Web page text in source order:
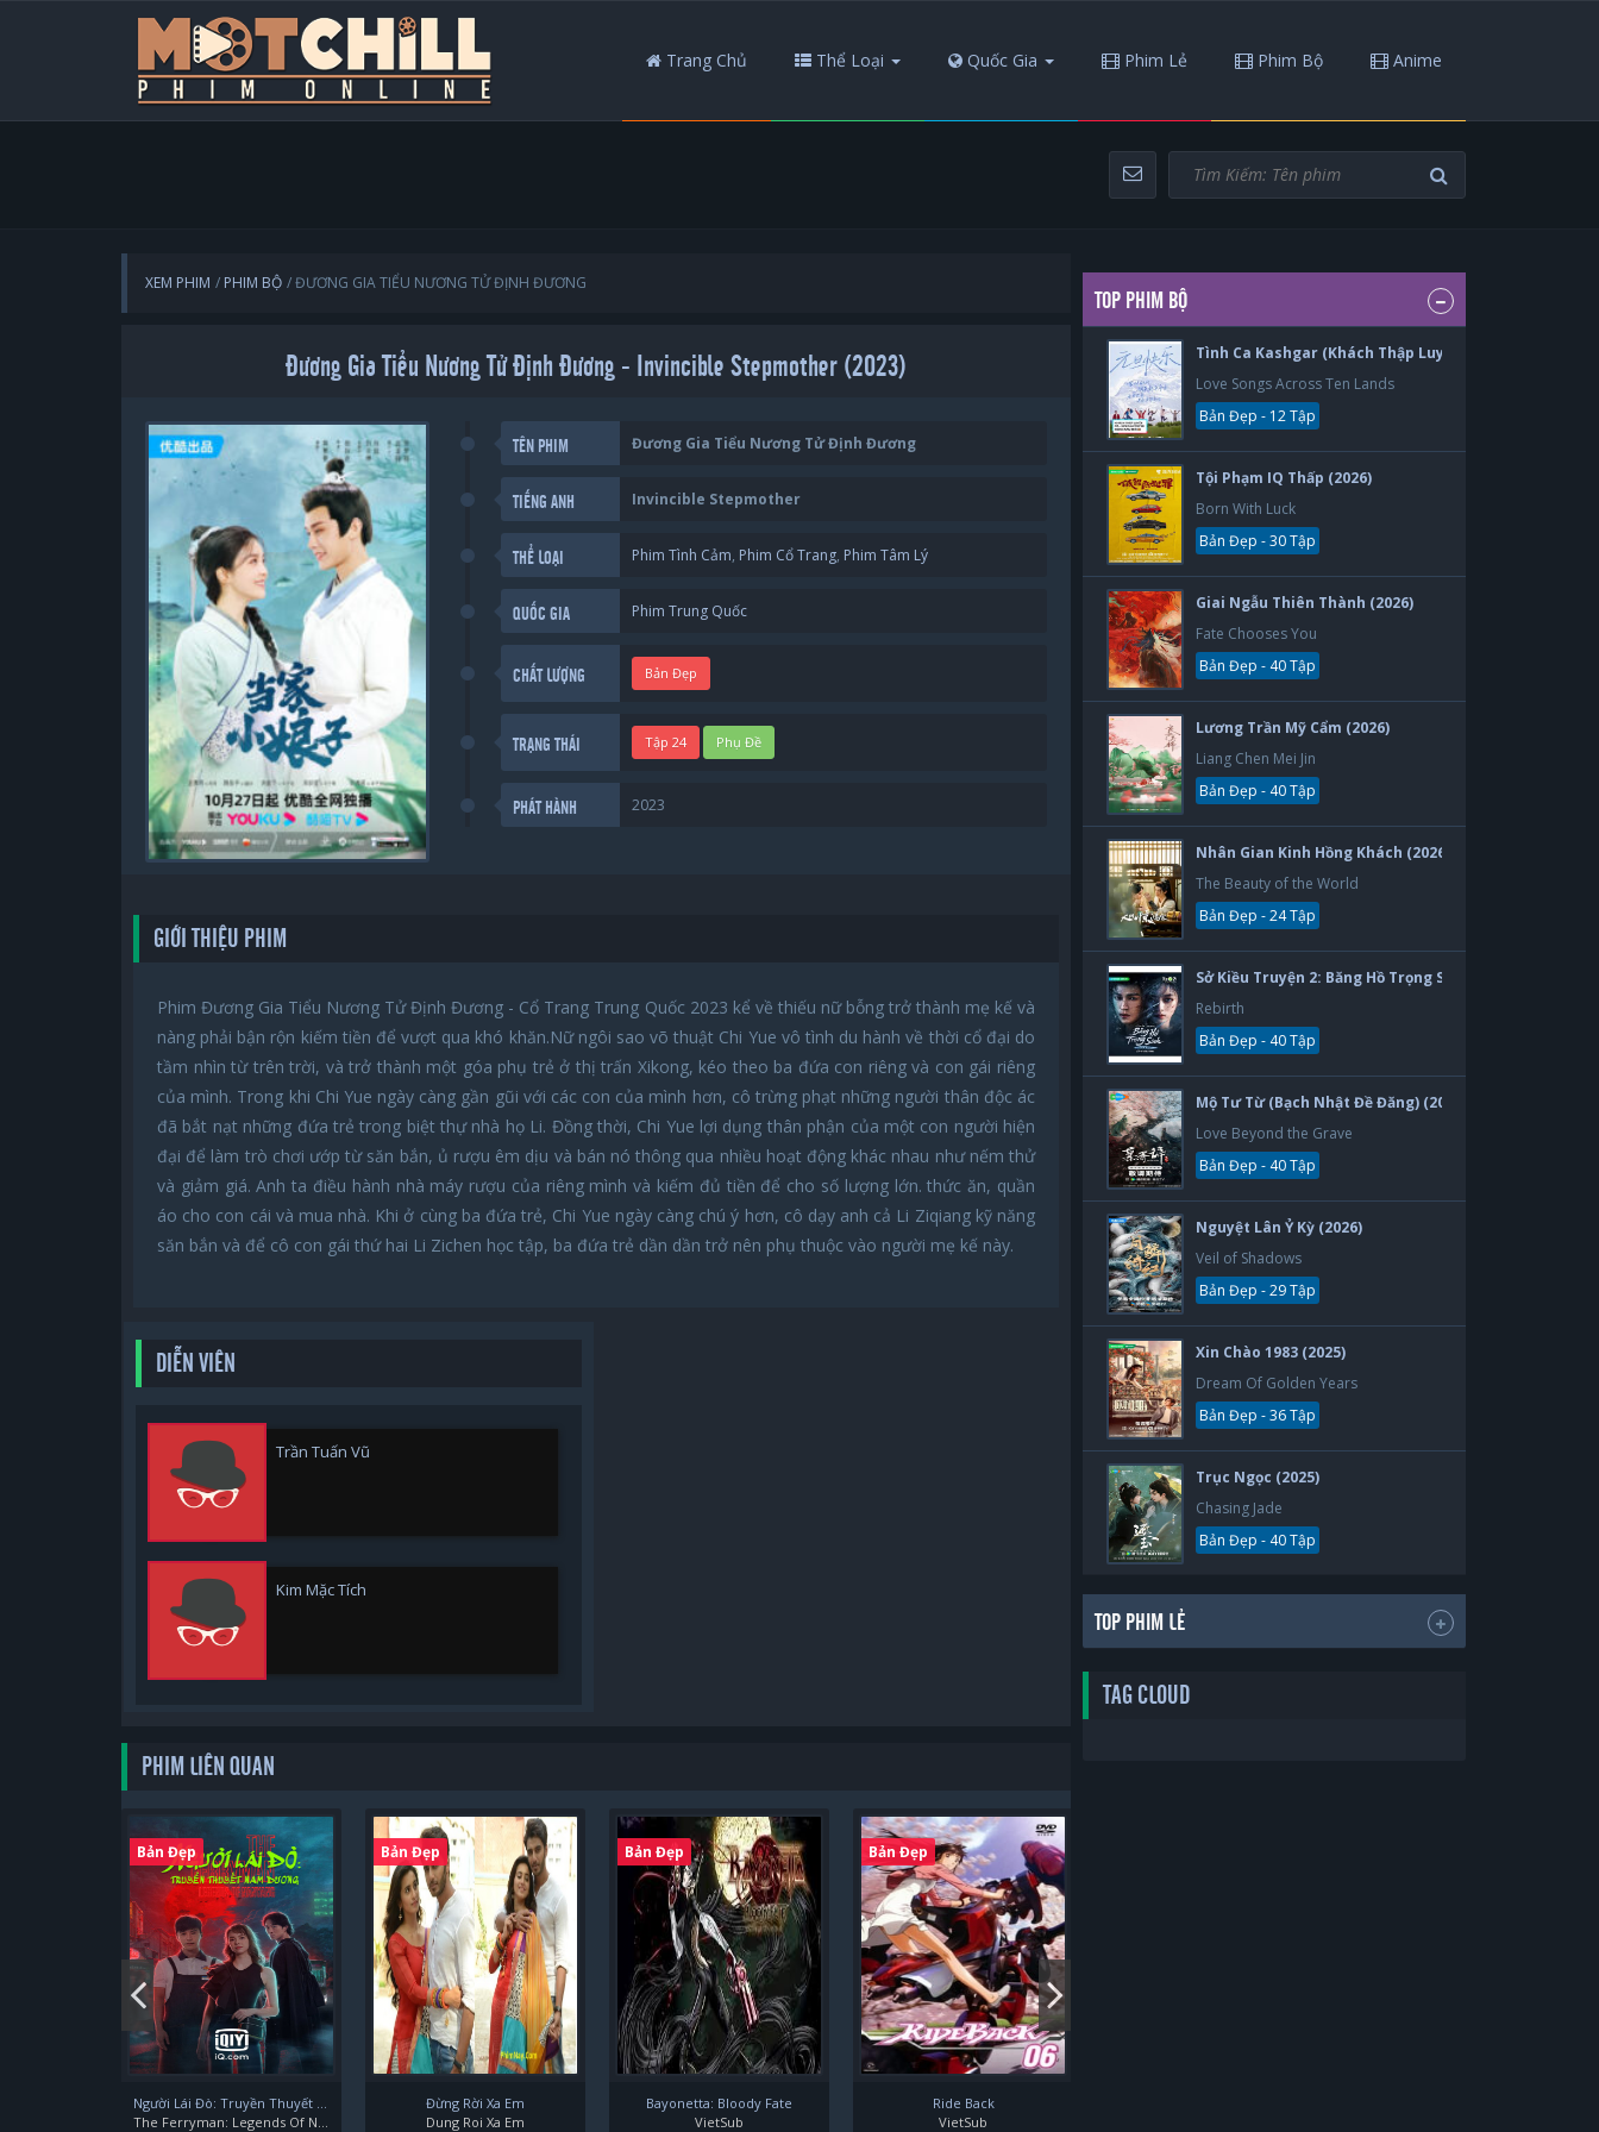
Trang Chủ Thể Loại Quốc Gia Phim Lẻ Phim Bộ Anime
XEM PHIM PHIM BỘ ĐƯƠNG GIA TIỂU NƯƠNG TỬ ĐỊNH ĐƯƠNG
Đương Gia Tiểu Nương Tử Định Đương - Invincible Stepmother (2023)
TÊN PHIM Đương Gia Tiểu Nương Tử Định Đương
TIẾNG ANH Invincible Stepmother
THỂ LOẠI Phim Tình Cảm, Phim Cổ Trang, Phim Tâm Lý
QUỐC GIA Phim Trung Quốc
CHẤT LƯỢNG Bản Đẹp
TRẠNG THÁI Tập 24 Phụ Đề
PHÁT HÀNH 2023
GIỚI THIỆU PHIM
Phim Đương Gia Tiểu Nương Tử Định Đương - Cổ Trang Trung Quốc 2023 kể về thiếu nữ bỗng trở thành mẹ kế và
nàng phải bận rộn kiếm tiền để vượt qua khó khăn.Nữ ngôi sao võ thuật Chi Yue vô tình du hành về thời cổ đại do
tầm nhìn từ trên trời, và trở thành một góa phụ trẻ ở thị trấn Xikong, kéo theo ba đứa con riêng và con gái riêng
của mình. Trong khi Chi Yue ngày càng gần gũi với các con của mình hơn, cô trừng phạt những người thân độc ác
đã bắt nạt những đứa trẻ trong biệt thự nhà họ Li. Đồng thời, Chi Yue lợi dụng thân phận của một con người hiện
đại để làm trò chơi ướp từ săn bắn, ủ rượu êm dịu và bán nó thông qua nhiều hoạt động khác nhau như nếm thử
và giảm giá. Anh ta điều hành nhà máy rượu của riêng mình và kiếm đủ tiền để cho số lượng lớn. thức ăn, quần
áo cho con cái và mua nhà. Khi ở cùng ba đứa trẻ, Chi Yue ngày càng chú ý hơn, cô dạy anh cả Li Ziqiang kỹ năng
săn bắn và để cô con gái thứ hai Li Zichen học tập, ba đứa trẻ dần dần trở nên phụ thuộc vào người mẹ kế này.
DIỄN VIÊN
Trần Tuấn Vũ
Kim Mặc Tích
PHIM LIÊN QUAN
Bản Đẹp Bản Đẹp
Đừng Rời Xa Em
Dung Roi Xa Em
Bản Đẹp
Bayonetta: Bloody Fate
VietSub
Bản Đẹp
Ride Back
VietSub
TOP PHIM BỘ
Tình Ca Kashgar (Khách Thập Luyến Ca) (2026)
Love Songs Across Ten Lands
Bản Đẹp - 12 Tập
Tội Phạm IQ Thấp (2026)
Born With Luck
Bản Đẹp - 30 Tập
Giai Ngẫu Thiên Thành (2026)
Fate Chooses You
Bản Đẹp - 40 Tập
Lương Trần Mỹ Cẩm (2026)
Liang Chen Mei Jin
Bản Đẹp - 40 Tập
Nhân Gian Kinh Hồng Khách (2026)
The Beauty of the World
Bản Đẹp - 24 Tập
Sở Kiều Truyện 2: Băng Hồ Trọng Sinh (2026)
Rebirth
Bản Đẹp - 40 Tập
Mộ Tư Từ (Bạch Nhật Đề Đăng) (2026)
Love Beyond the Grave
Bản Đẹp - 40 Tập
Nguyệt Lân Ỷ Kỳ (2026)
Veil of Shadows
Bản Đẹp - 29 Tập
Xin Chào 1983 (2025)
Dream Of Golden Years
Bản Đẹp - 36 Tập
Trục Ngọc (2025)
Chasing Jade
Bản Đẹp - 40 Tập
TOP PHIM LẺ
TAG CLOUD